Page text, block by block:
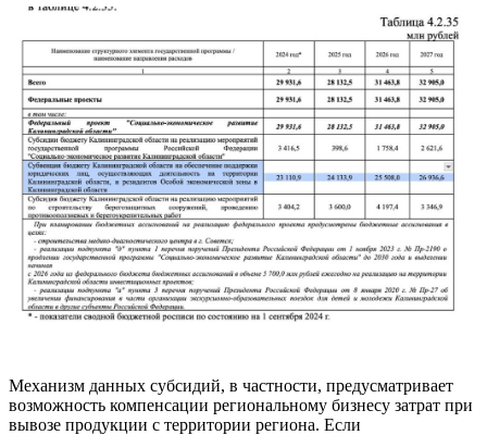
Механизм данных субсидий, в частности, предусматривает
возможность компенсации региональному бизнесу затрат при
вывозе продукции с территории региона. Если